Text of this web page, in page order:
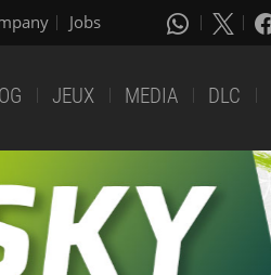
Jobs
JEUX MEDIA DLC